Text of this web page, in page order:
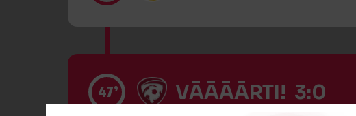
47’ VĀĀĀĀRTI! 3:0